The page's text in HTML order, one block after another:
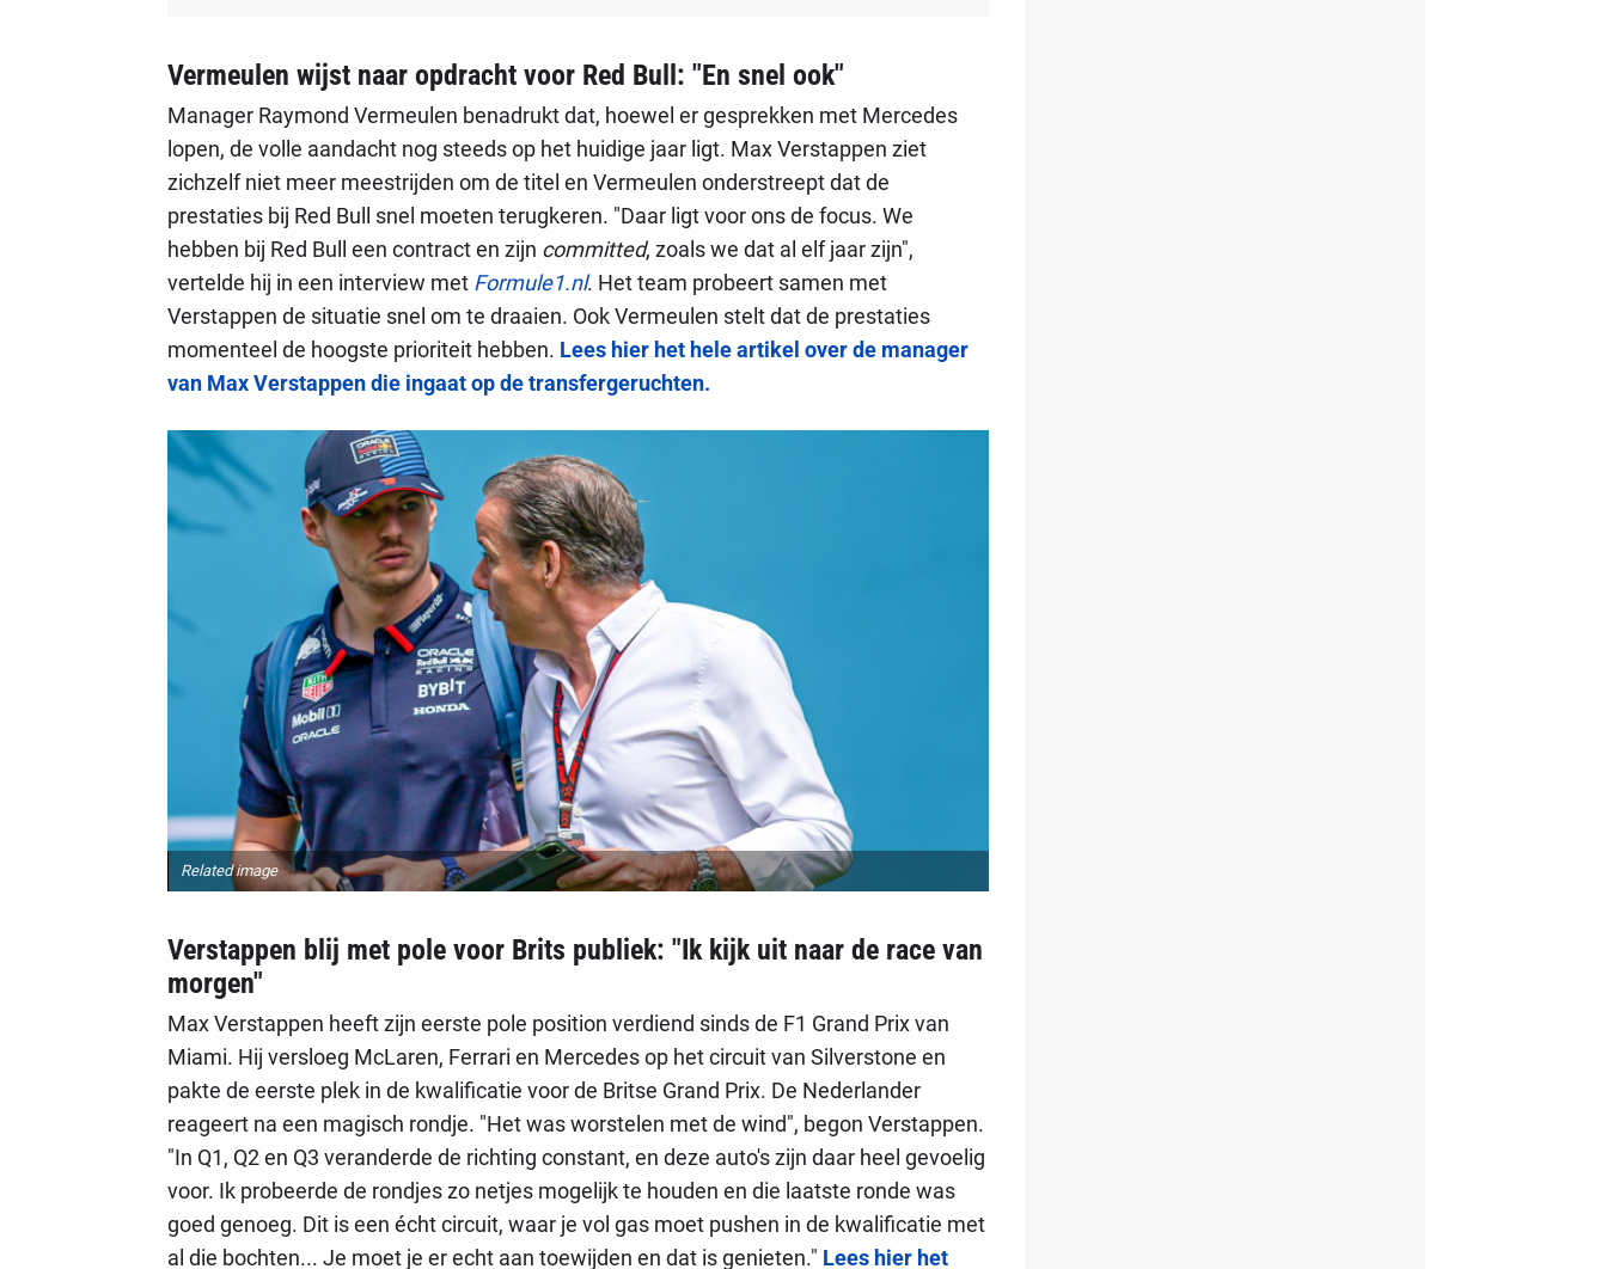
Vermeulen wijst naar opdracht voor Red Bull: "En snel ook"
Manager Raymond Vermeulen benadrukt dat, hoewel er gesprekken met Mercedes
lopen, de volle aandacht nog steeds op het huidige jaar ligt. Max Verstappen ziet
zichzelf niet meer meestrijden om de titel en Vermeulen onderstreept dat de
prestaties bij Red Bull snel moeten terugkeren. "Daar ligt voor ons de focus. We
hebben bij Red Bull een contract en zijn committed, zoals we dat al elf jaar zijn",
vertelde hij in een interview met Formule1.nl. Het team probeert samen met
Verstappen de situatie snel om te draaien. Ook Vermeulen stelt dat de prestaties
momenteel de hoogste prioriteit hebben. Lees hier het hele artikel over de manager
van Max Verstappen die ingaat op de transfergeruchten.
Related image
Verstappen blij met pole voor Brits publiek: "Ik kijk uit naar de race van
morgen"
Max Verstappen heeft zijn eerste pole position verdiend sinds de F1 Grand Prix van
Miami. Hij versloeg McLaren, Ferrari en Mercedes op het circuit van Silverstone en
pakte de eerste plek in de kwalificatie voor de Britse Grand Prix. De Nederlander
reageert na een magisch rondje. "Het was worstelen met de wind", begon Verstappen.
"In Q1, Q2 en Q3 veranderde de richting constant, en deze auto's zijn daar heel gevoelig
voor. Ik probeerde de rondjes zo netjes mogelijk te houden en die laatste ronde was
goed genoeg. Dit is een écht circuit, waar je vol gas moet pushen in de kwalificatie met
al die bochten... Je moet je er echt aan toewijden en dat is genieten." Lees hier het